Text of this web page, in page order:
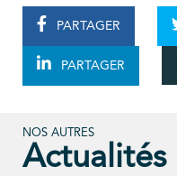
PARTAGER
PARTAGER
NOS AUTRES
Actualités